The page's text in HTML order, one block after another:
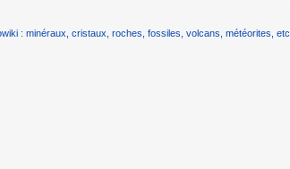
: minéraux, cristaux, roches, fossiles, volcans, météorites, etc.